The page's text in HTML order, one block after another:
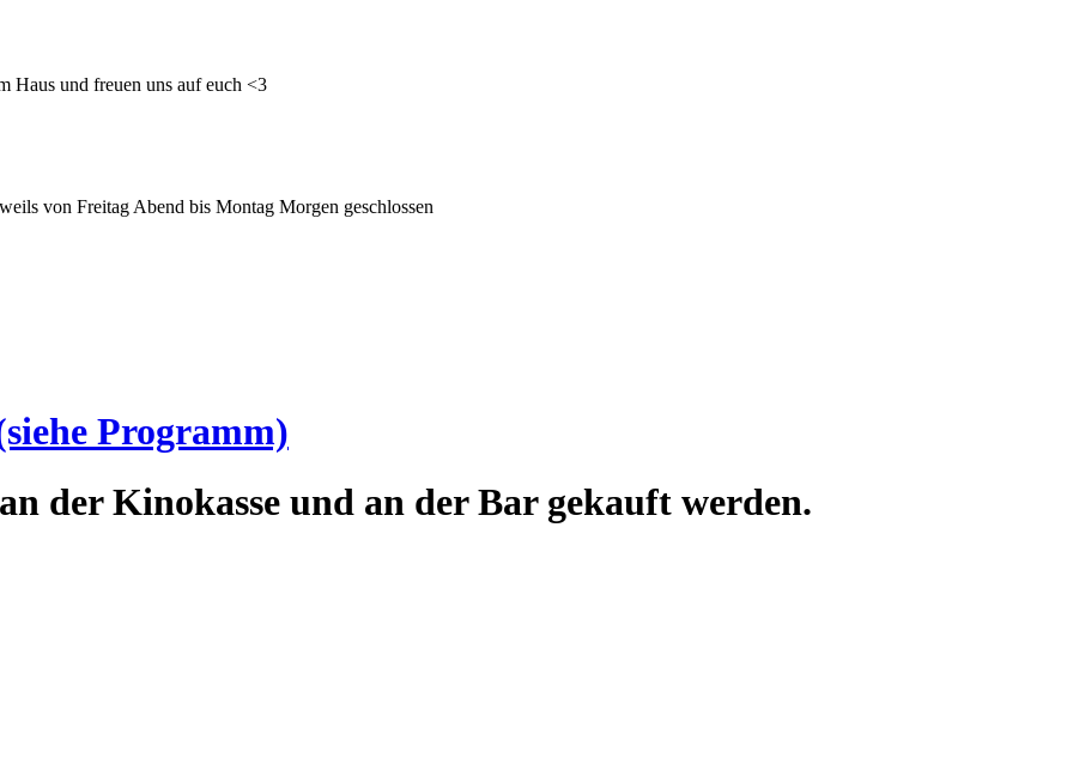
Haus und freuen uns auf euch <3
von Freitag Abend bis Montag Morgen geschlossen
Programm)
der Kinokasse und an der Bar gekauft werden.